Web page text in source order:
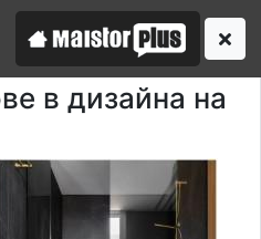
в дизайна на